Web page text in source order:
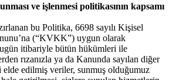
ve işlenmesi politikasının kapsamı
bu Politika, 6698 sayılı Kişisel
(“KVKK”) uygun olarak
itibariyle bütün hükümleri ile
rızanızla ya da Kanunda sayılan diğer
edilmiş veriler, sunmuş olduğumuz